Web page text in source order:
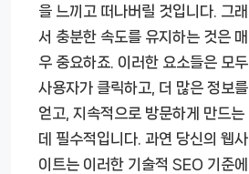
을 느끼고 떠나버릴 것입니다. 그래
서 충분한 속도를 유지하는 것은 매
우 중요하죠. 이러한 요소들은 모두
사용자가 클릭하고, 더 많은 정보를
얻고, 지속적으로 방문하게 만드는
데 필수적입니다. 과연 당신의 웹사
이트는 이러한 기술적 SEO 기준에